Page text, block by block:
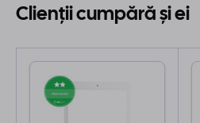
Clienții cumpără și ei